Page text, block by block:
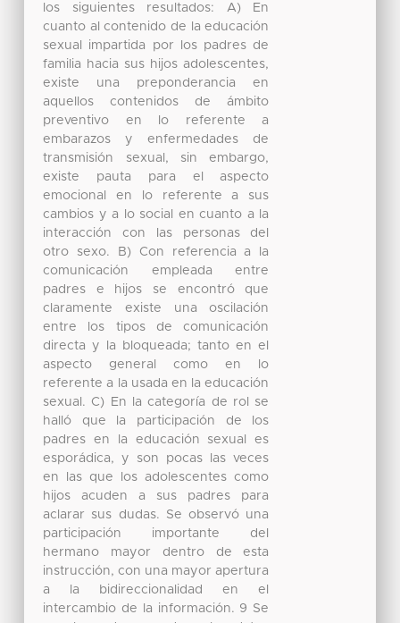
los siguientes resultados: A) En
cuanto al contenido de la educación
sexual impartida por los padres de
familia hacia sus hijos adolescentes,
existe una preponderancia en
aquellos contenidos de ámbito
preventivo en lo referente a
embarazos y enfermedades de
transmisión sexual, sin embargo,
existe pauta para el aspecto
emocional en lo referente a sus
cambios y a lo social en cuanto a la
interacción con las personas del
otro sexo. B) Con referencia a la
comunicación empleada entre
padres e hijos se encontró que
claramente existe una oscilación
entre los tipos de comunicación
directa y la bloqueada; tanto en el
aspecto general como en lo
referente a la usada en la educación
sexual. C) En la categoría de rol se
halló que la participación de los
padres en la educación sexual es
esporádica, y son pocas las veces
en las que los adolescentes como
hijos acuden a sus padres para
aclarar sus dudas. Se observó una
participación importante del
hermano mayor dentro de esta
instrucción, con una mayor apertura
a la bidireccionalidad en el
intercambio de la información. 9 Se